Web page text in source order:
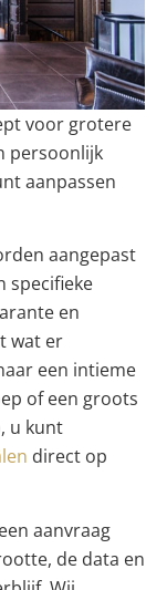
voor grotere
persoonlijk
aanpassen
aangepast
specifieke
en
wat er
een intieme
of een groots
u kunt
direct op
aanvraag
de data en